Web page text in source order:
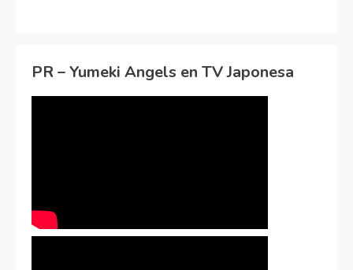
PR – Yumeki Angels en TV Japonesa